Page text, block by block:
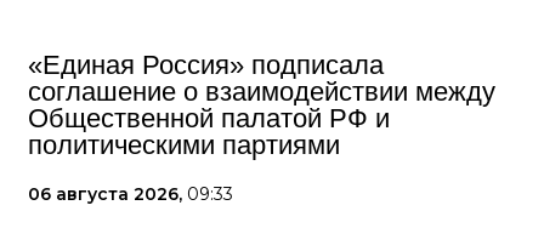
«Единая Россия» подписала
соглашение о взаимодействии между
Общественной палатой РФ и
политическими партиями
06 августа 2026, 09:33